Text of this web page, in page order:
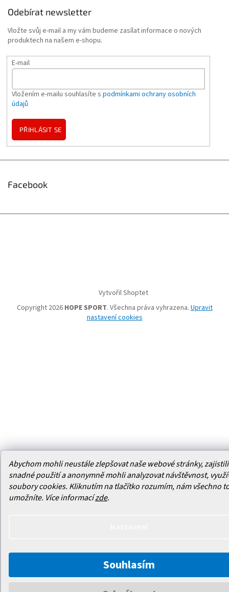
Abychom mohli neustále zlepšovat naše webové stránky,
snadné použití a anonymně mohli analyzovat návštěvnost,
soubory cookies. Kliknutím na tlačítko rozumím, nám všechno
umožníte. Více informacízde.
Souhlasím
Odebírat newsletter
Vložte svůj e-mail a my vám budeme zasílat informace o nových
produktech na našem e-shopu.
E-mail
Vložením e-mailu souhlasíte s podmínkami ochrany osobních
údajů
PŘIHLÁSIT SE
Facebook
Vytvořil Shoptet
Copyright 2026 HOPE SPORT. Všechna práva vyhrazena. Upravit
nastavení cookies